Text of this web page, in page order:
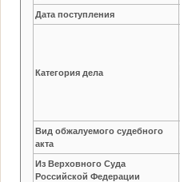
Дата поступления
Категория дела
Вид обжалуемого судебного
акта
Из Верховного Суда
Российской Федерации